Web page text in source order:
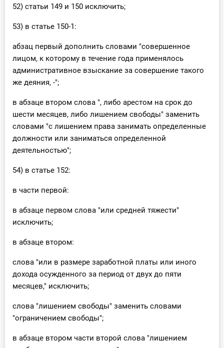
52) статьи 149 и 150 исключить;
53) в статье 150-1:
абзац первый дополнить словами "совершенное
лицом, к которому в течение года применялось
административное взыскание за совершение такого
же деяния, -";
в абзаце втором слова ", либо арестом на срок до
шести месяцев, либо лишением свободы" заменить
словами "с лишением права занимать определенные
должности или заниматься определенной
деятельностью";
54) в статье 152:
в части первой:
в абзаце первом слова "или средней тяжести"
исключить;
в абзаце втором:
слова "или в размере заработной платы или иного
дохода осужденного за период от двух до пяти
месяцев," исключить;
слова "лишением свободы" заменить словами
"ограничением свободы";
в абзаце втором части второй слова "лишением